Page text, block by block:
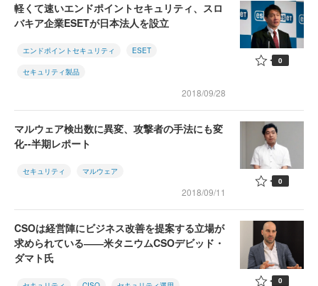
軽くて速いエンドポイントセキュリティ、スロ
バキア企業ESETが日本法人を設立
エンドポイントセキュリティ ESET
セキュリティ製品
2018/09/28
0
マルウェア検出数に異変、攻撃者の手法にも変
化--半期レポート
セキュリティ マルウェア
2018/09/11
0
CSOは経営陣にビジネス改善を提案する立場が
求められている――米タニウムCSOデビッド・
ダマト氏
0